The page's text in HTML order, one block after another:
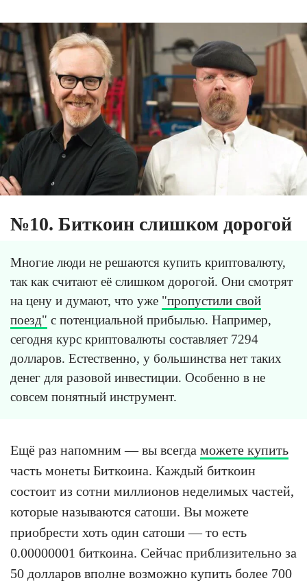
№10. Биткоин слишком дорогой
Многие люди не решаются купить криптовалюту,
так как считают её слишком дорогой. Они смотрят
на цену и думают, что уже "пропустили свой
поезд" с потенциальной прибылью. Например,
сегодня курс криптовалюты составляет 7294
долларов. Естественно, у большинства нет таких
денег для разовой инвестиции. Особенно в не
совсем понятный инструмент.
Ещё раз напомним — вы всегда можете купить
часть монеты Биткоина. Каждый биткоин
состоит из сотни миллионов неделимых частей,
которые называются сатоши. Вы можете
приобрести хоть один сатоши — то есть
0.00000001 биткоина. Сейчас приблизительно за
50 долларов вполне возможно купить более 700